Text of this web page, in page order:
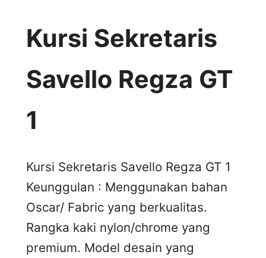
Kursi Sekretaris
Savello Regza GT
1
Kursi Sekretaris Savello Regza GT 1
Keunggulan : Menggunakan bahan
Oscar/ Fabric yang berkualitas.
Rangka kaki nylon/chrome yang
premium. Model desain yang